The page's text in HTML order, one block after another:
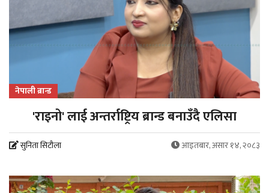
नेपाली ब्रान्ड
'राइनो' लाई अन्तर्राष्ट्रिय ब्रान्ड बनाउँदै एलिसा
सुनिता सिटौला आइतबार, असार १४, २०८३